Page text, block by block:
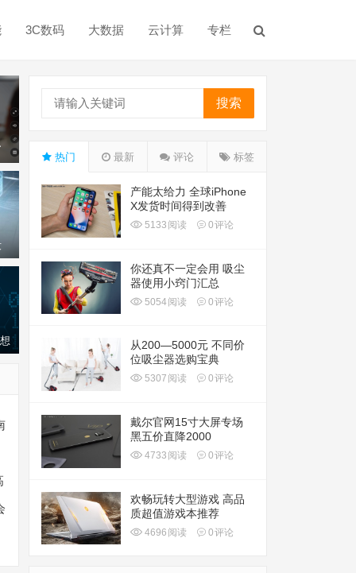
3C数码 大数据 云计算 专栏
“天宫”绽放“紫荆花”，神舟二十三号
搜索
热门 最新 评论 标签
产能太给力 全球iPhone
X发货时间得到改善
5133 阅读 0评论
你还真不一定会用 吸尘
器使用小窍门汇总
5054 阅读 0评论
从200—5000元 不同价
位吸尘器选购宝典
5307 阅读 0评论
戴尔官网15寸大屏专场
黑五价直降2000
4733 阅读 0评论
欢畅玩转大型游戏 高品
质超值游戏本推荐
4696 阅读 0评论